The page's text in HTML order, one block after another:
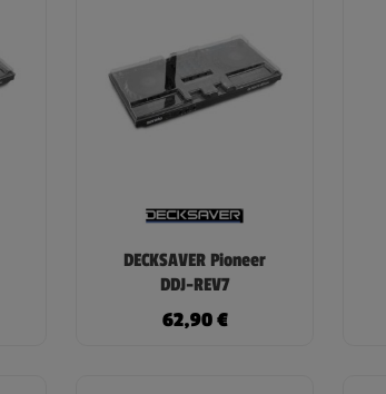
DECKSAVER Pioneer
DDJ-REV7
62,90€